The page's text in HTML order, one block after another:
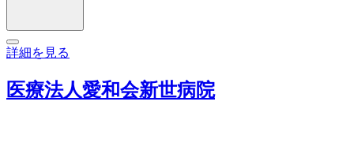
詳細を見る
医療法人愛和会新世病院